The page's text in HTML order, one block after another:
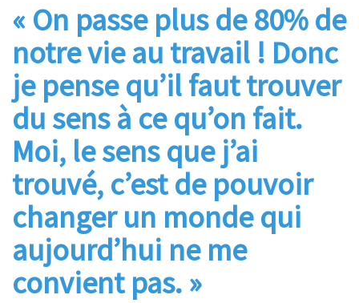
« On passe plus de 80% de
notre vie au travail ! Donc
je pense qu’il faut trouver
du sens à ce qu’on fait.
Moi, le sens que j’ai
trouvé, c’est de pouvoir
changer un monde qui
aujourd’hui ne me
convient pas. »